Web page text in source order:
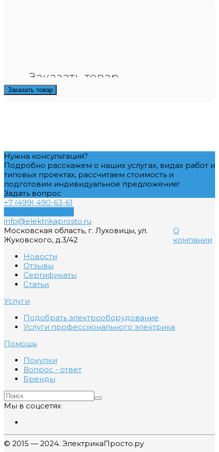
Заказать товар
Заказать товар
Нужна консультация?
Подробно расскажем о наших услугах, видах работ и
типовых проектах, рассчитаем стоимость и
подготовим индивидуальное предложение!
Задать вопрос
+7 (499) 490-63-61
info@elektrikaprosto.ru
Московская область, г. Луховицы, ул.
Жуковского, д.3/42
О
компании
Новости
Отзывы
Сертификаты
Статьи
Услуги
Подобрать электрооборудование
Услуги профессионального электрика
Помощь
Покупки
Вопрос - ответ
Бренды
Мы в соцсетях
© 2015 — 2024. ЭлектрикаПросто.ру